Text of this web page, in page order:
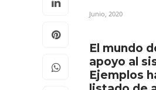
Junio, 2020
El mundo
apoyo al
Ejemplos